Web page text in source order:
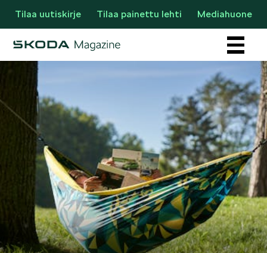
Tilaa uutiskirje Tilaa painettu lehti Mediahuone
Osastot
AJANKOHTAISTA & UUTTA